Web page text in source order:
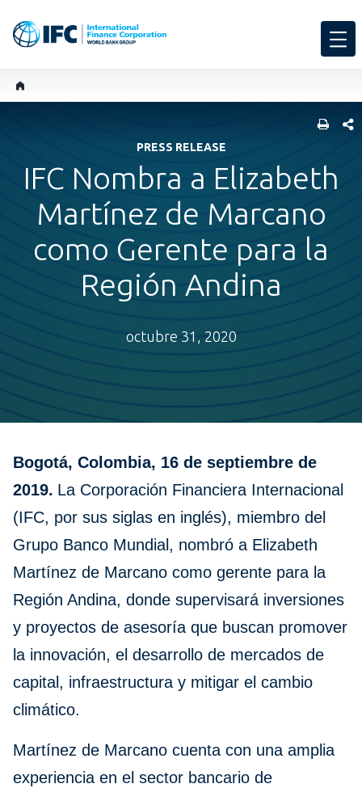
PRESS RELEASE
IFC Nombra a Elizabeth
Martínez de Marcano
como Gerente para la
Región Andina
octubre 31, 2020
Bogotá, Colombia, 16 de septiembre de
2019. La Corporación Financiera Internacional
(IFC, por sus siglas en inglés), miembro del
Grupo Banco Mundial, nombró a Elizabeth
Martínez de Marcano como gerente para la
Región Andina, donde supervisará inversiones
y proyectos de asesoría que buscan promover
la innovación, el desarrollo de mercados de
capital, infraestructura y mitigar el cambio
climático.
Martínez de Marcano cuenta con una amplia
experiencia en el sector bancario de